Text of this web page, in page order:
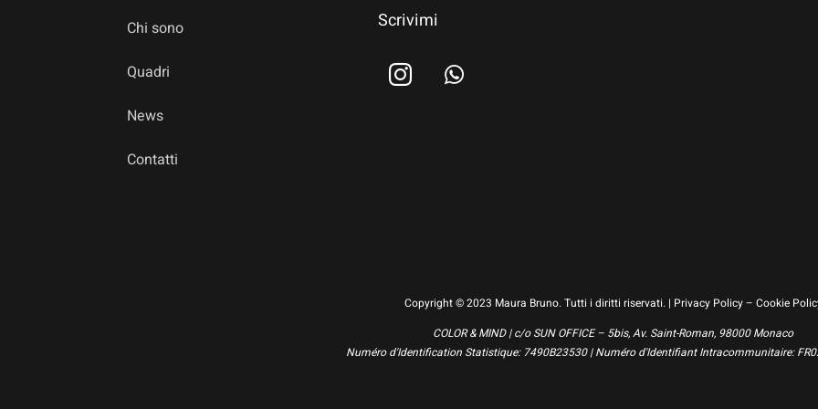
Chi sono
Quadri
News
Contatti
Scrivimi
Copyright © 2023 Maura Bruno. Tutti i diritti riservati. | Privacy Policy– Cookie
COLOR & MIND | c/o SUN OFFICE – 5bis, Av. Saint-Roman, 98000 Monaco
Numéro d'Identification Statistique: 7490B23530 | Numéro d'Identifiant Intracommunitaire: